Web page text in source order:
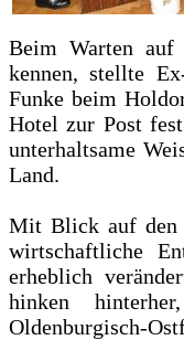
Beim Warten auf
kennen, stellte
Funke beim
Hotel zur Post
unterhaltsame
Land.
Mit Blick auf den
wirtschaftliche
erheblich
hinken
Oldenburgisch-